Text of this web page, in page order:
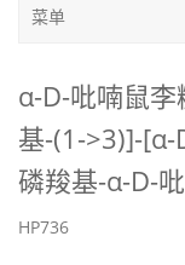
菜单
α-D-吡喃鼠
基-(1->3)]-[α-
磷羧基-α-D-
HP736